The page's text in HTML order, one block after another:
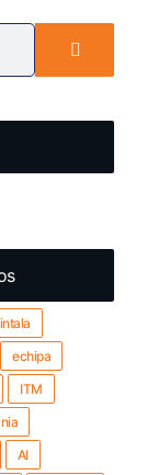
echipa
ITM
AI